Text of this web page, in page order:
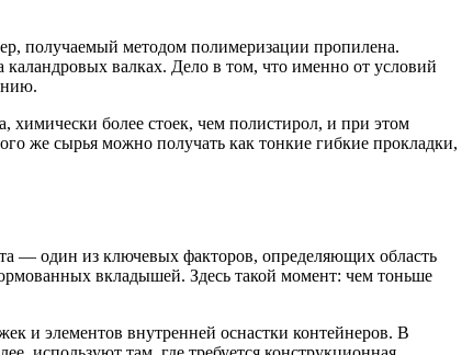
получаемый методом полимеризации пропилена.
каландровых валках. Дело в том, что именно от условий
более стоек, чем полистирол, и при этом
же сырья можно получать как тонкие гибкие прокладки,
— один из ключевых факторов, определяющих область
вкладышей. Здесь такой момент: чем тоньше
и элементов внутренней оснастки контейнеров. В